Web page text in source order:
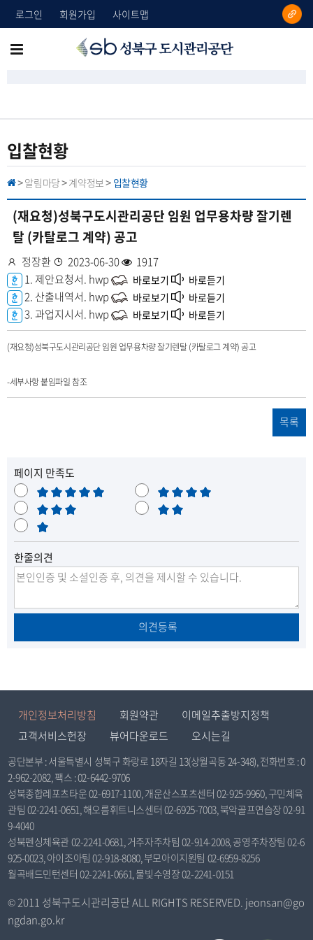
로그인 회원가입 사이트맵
리
공
메
보
기
입찰현황
H
M
> 알림마당>계약정보 > 입찰현황
(재요청)성북구도시관리공단 임원 업무용차량 잘기렌
탈 (카탈로그 계약) 공고
작
성
자
정장환 등
록
일
2023-06-30조
회
수
1917
첨
부
파
일
1. 제안요청서. hwp 바로보기 바로듣기
2. 산출내역서. hwp 바로보기 바로듣기
3. 과업지시서. hwp 바로보기 바로듣기
(재요청)성북구도시관리공단 임원 업무용차량 잘기렌탈 (카탈로그 계약) 공고
-세부사항 붙임파일 참조
목록
페이지 만족도
매
우
만
족
만
족
보
통
불
매
우
불
만
한줄의견
의견등록
개인정보처리방침 회원약관
이메일추출방지정책
고객서비스헌장
뷰어다운로드 오시는길
공단본부 : 서울특별시 성북구 화랑로 18자길 13(상월곡동 24-348), 전화번호 : 0
2-962-2082, 팩스 : 02-6442-9706
성북종합레포츠타운 02-6917-1100, 개운산스포츠센터 02-925-9960, 구민체육
관팀 02-2241-0651, 해오름휘트니스센터 02-6925-7003, 북악골프연습장 02-91
9-4040
성북펜싱체육관 02-2241-0681, 거주자주차팀 02-914-2008, 공영주차장팀 02-6
925-0023, 아이조아팀 02-918-8080, 부모아이지원팀 02-6959-8256
월곡배드민턴센터 02-2241-0661, 물빛수영장 02-2241-0151
© 2011 성북구도시관리공단 ALL RIGHTS RESERVED. jeonsan@go
ngdan.go.kr